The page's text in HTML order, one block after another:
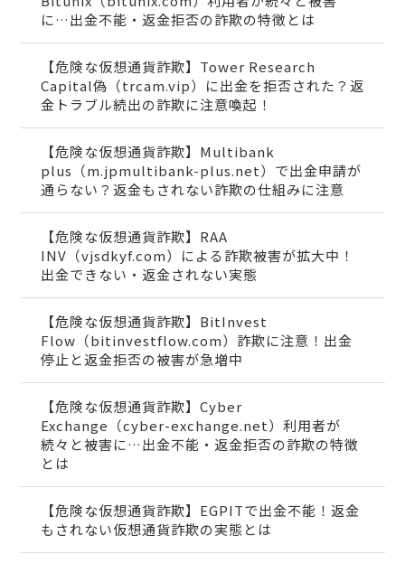
に…出金不能・返金拒否の詐欺の特徴とは
【危険な仮想通貨詐欺】Tower Research
Capital偽（trcam.vip）に出金を拒否された？返
金トラブル続出の詐欺に注意喚起！
【危険な仮想通貨詐欺】Multibank
plus（m.jpmultibank-plus.net）で出金申請が
通らない？返金もされない詐欺の仕組みに注意
【危険な仮想通貨詐欺】RAA
INV（vjsdkyf.com）による詐欺被害が拡大中！
出金できない・返金されない実態
【危険な仮想通貨詐欺】BitInvest
Flow（bitinvestflow.com）詐欺に注意！出金
停止と返金拒否の被害が急増中
【危険な仮想通貨詐欺】Cyber
Exchange（cyber-exchange.net）利用者が
続々と被害に…出金不能・返金拒否の詐欺の特徴
とは
【危険な仮想通貨詐欺】EGPITで出金不能！返金
もされない仮想通貨詐欺の実態とは